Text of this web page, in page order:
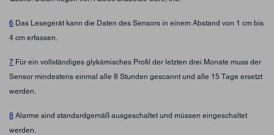
6 Das Lesegerät kann die Daten des Sensors in einem Abstand von 1 cm bis
4 cm erfassen.
7 Für ein vollständiges glykämisches Profil der letzten drei Monate muss der
Sensor mindestens einmal alle 8 Stunden gescannt und alle 15 Tage ersetzt
werden.
8 Alarme sind standardgemäß ausgeschaltet und müssen eingeschaltet
werden.